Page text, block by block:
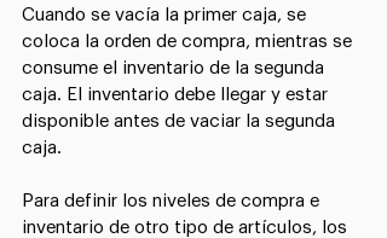
Cuando se vacía la primer caja, se
coloca la orden de compra, mientras se
consume el inventario de la segunda
caja. El inventario debe llegar y estar
disponible antes de vaciar la segunda
caja.
Para definir los niveles de compra e
inventario de otro tipo de artículos, los